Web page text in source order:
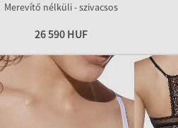
Merevítő nélküli - szivacsos
26 590 HUF